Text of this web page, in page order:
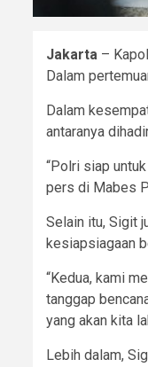
Jakarta –
Dalam
Dalam
antaranya
“Polri siap
pers di Mabes
Selain itu, Sigit
kesiapsiagaan
“Kedua, kami
tanggap
yang akan kita
Lebih dalam,